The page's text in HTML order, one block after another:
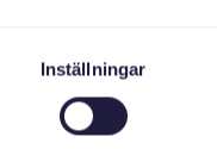
Inställningar